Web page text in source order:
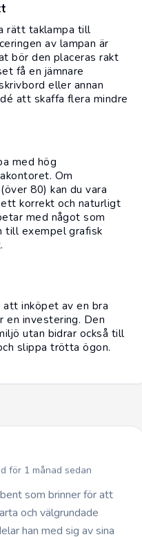
rätt taklampa till
av lampan är
bör den placeras rakt
få en jämnare
eller annan
att skaffa flera mindre
med hög
Om
80) kan du vara
korrekt och naturligt
med något som
till exempel grafisk
inköpet av en bra
en investering. Den
utan bidrar också till
slippa trötta ögon.
för 1 månad sedan
som brinner för att
och välgrundade
han med sig av sina